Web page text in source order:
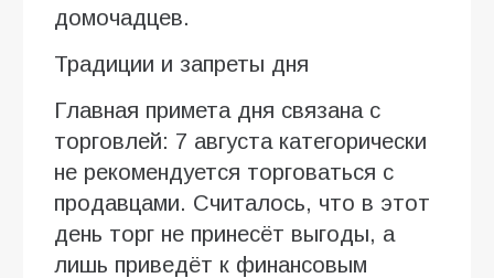
домочадцев.
Традиции и запреты дня
Главная примета дня связана с
торговлей: 7 августа категорически
не рекомендуется торговаться с
продавцами. Считалось, что в этот
день торг не принесёт выгоды, а
лишь приведёт к финансовым